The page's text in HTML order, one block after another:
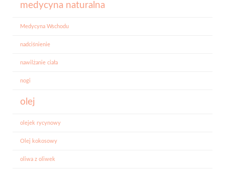
medycyna naturalna
Medycyna Wschodu
nadciśnienie
nawilżanie ciała
nogi
olej
olejek rycynowy
Olej kokosowy
oliwa z oliwek